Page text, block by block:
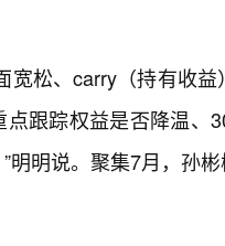
宽松、carry（持有收
跟踪权益是否降温
明明说。聚集7月，孙